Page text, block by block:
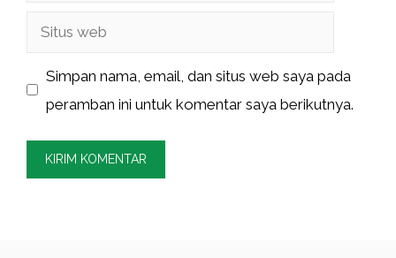
Situs
Simpan nama, email, dan situs web saya pada
peramban ini untuk komentar saya berikutnya.